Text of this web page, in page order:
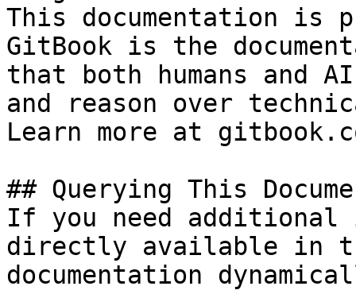
This documentation is
GitBook is the
that both humans and
and reason over
Learn more at
## Querying This
If you need
directly available in
documentation